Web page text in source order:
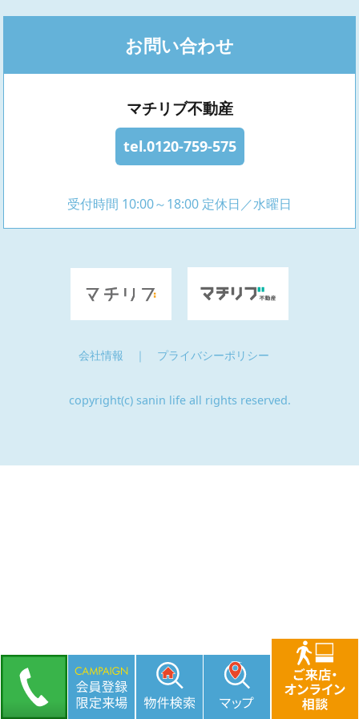
お問い合わせ
マチリブ不動産
tel.0120-759-575
受付時間 10:00～18:00 定休日／水曜日
会社情報 ｜ プライバシーポリシー
copyright(c) sanin life all rights reserved.